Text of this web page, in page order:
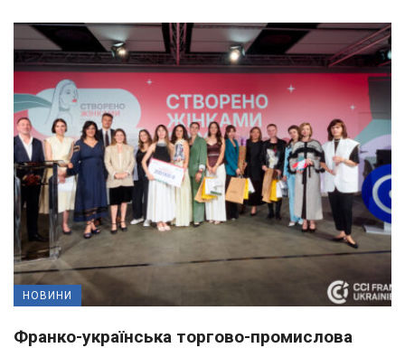
НОВИНИ
Франко-українська торгово-промислова